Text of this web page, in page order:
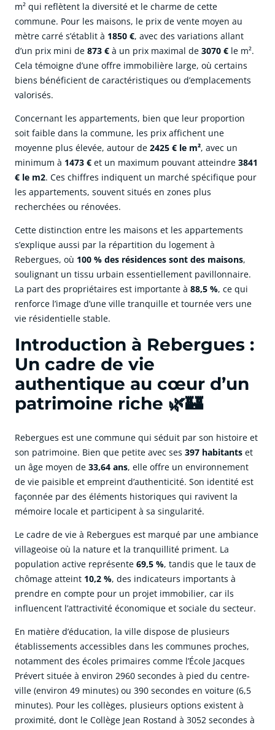
m² qui reflètent la diversité et le charme de cette
commune. Pour les maisons, le prix de vente moyen au
mètre carré s’établit à 1850 €, avec des variations allant
d’un prix mini de 873 € à un prix maximal de 3070 € le m².
Cela témoigne d’une offre immobilière large, où certains
biens bénéficient de caractéristiques ou d’emplacements
valorisés.
Concernant les appartements, bien que leur proportion
soit faible dans la commune, les prix affichent une
moyenne plus élevée, autour de 2425 € le m², avec un
minimum à 1473 € et un maximum pouvant atteindre 3841
€ le m2. Ces chiffres indiquent un marché spécifique pour
les appartements, souvent situés en zones plus
recherchées ou rénovées.
Cette distinction entre les maisons et les appartements
s’explique aussi par la répartition du logement à
Rebergues, où 100 % des résidences sont des maisons,
soulignant un tissu urbain essentiellement pavillonnaire.
La part des propriétaires est importante à 88,5 %, ce qui
renforce l’image d’une ville tranquille et tournée vers une
vie résidentielle stable.
Introduction à Rebergues :
Un cadre de vie
authentique au cœur d’un
patrimoine riche 🌿🏰
Rebergues est une commune qui séduit par son histoire et
son patrimoine. Bien que petite avec ses 397 habitants et
un âge moyen de 33,64 ans, elle offre un environnement
de vie paisible et empreint d’authenticité. Son identité est
façonnée par des éléments historiques qui ravivent la
mémoire locale et participent à sa singularité.
Le cadre de vie à Rebergues est marqué par une ambiance
villageoise où la nature et la tranquillité priment. La
population active représente 69,5 %, tandis que le taux de
chômage atteint 10,2 %, des indicateurs importants à
prendre en compte pour un projet immobilier, car ils
influencent l’attractivité économique et sociale du secteur.
En matière d’éducation, la ville dispose de plusieurs
établissements accessibles dans les communes proches,
notamment des écoles primaires comme l’École Jacques
Prévert située à environ 2960 secondes à pied du centre-
ville (environ 49 minutes) ou 390 secondes en voiture (6,5
minutes). Pour les collèges, plusieurs options existent à
proximité, dont le Collège Jean Rostand à 3052 secondes à